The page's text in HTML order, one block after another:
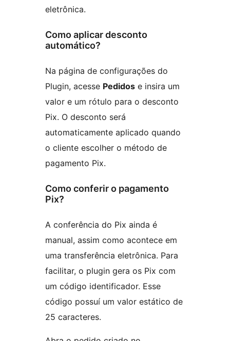
eletrônica.
Como aplicar desconto
automático?
Na página de configurações do
Plugin, acesse Pedidos e insira um
valor e um rótulo para o desconto
Pix. O desconto será
automaticamente aplicado quando
o cliente escolher o método de
pagamento Pix.
Como conferir o pagamento
Pix?
A conferência do Pix ainda é
manual, assim como acontece em
uma transferência eletrônica. Para
facilitar, o plugin gera os Pix com
um código identificador. Esse
código possuí um valor estático de
25 caracteres.